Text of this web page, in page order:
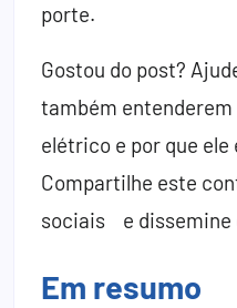
porte.
Gostou do post?
também
elétrico e por que
Compartilhe este
sociais e dissemine
Em resumo